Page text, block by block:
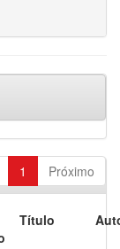
1 Próximo
Título